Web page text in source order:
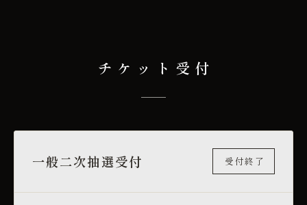
チケット受付
一般二次抽選受付 受付終了